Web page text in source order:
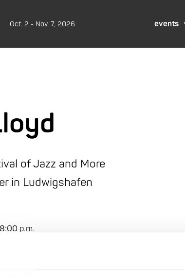
Oct. 2 - Nov. 7, 2026 events
of Jazz and More
in Ludwigshafen
p.m.
p.m.